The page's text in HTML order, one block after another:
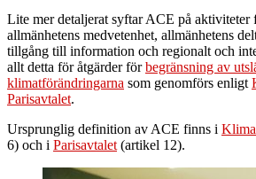
Lite mer detaljerat syftar ACE på aktiviteter
allmänhetens medvetenhet, allmänhetens
tillgång till information och regionalt och
allt detta för åtgärder förbegränsning av
klimatförändringarna som genomförs enligt
Parisavtalet.
Ursprunglig definition av ACE finns i
6) och i Parisavtalet (artikel 12).